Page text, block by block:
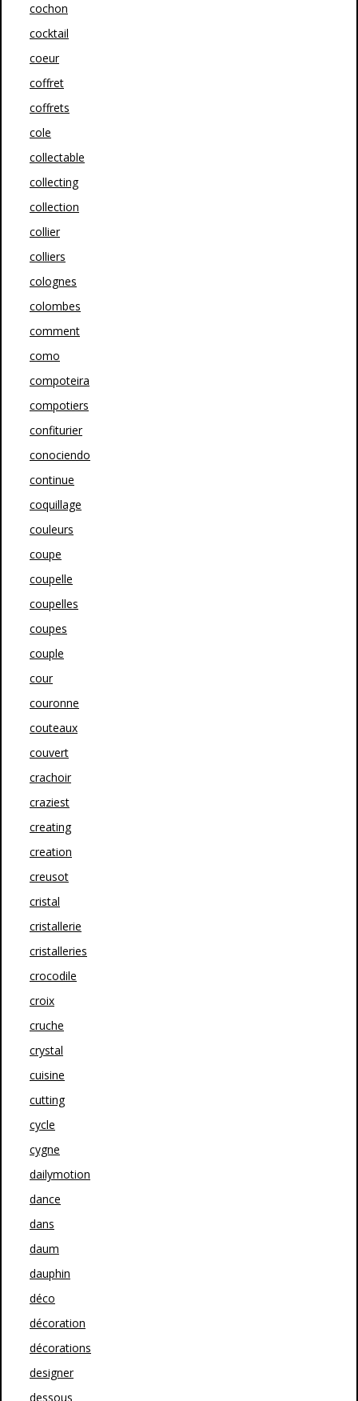
cochon
cocktail
coeur
coffret
coffrets
cole
collectable
collecting
collection
collier
colliers
colognes
colombes
comment
como
compoteira
compotiers
confiturier
conociendo
continue
coquillage
couleurs
coupe
coupelle
coupelles
coupes
couple
cour
couronne
couteaux
couvert
crachoir
craziest
creating
creation
creusot
cristal
cristallerie
cristalleries
crocodile
croix
cruche
crystal
cuisine
cutting
cycle
cygne
dailymotion
dance
dans
daum
dauphin
déco
décoration
décorations
designer
dessous